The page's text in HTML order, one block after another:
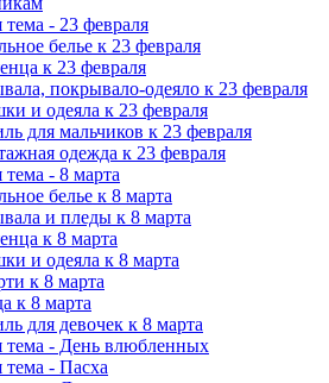
тема - 23 февраля
белье к 23 февраля
к 23 февраля
покрывало-одеяло к 23 февраля
и одеяла к 23 февраля
для мальчиков к 23 февраля
одежда к 23 февраля
тема - 8 марта
белье к 8 марта
и пледы к 8 марта
к 8 марта
и одеяла к 8 марта
к 8 марта
к 8 марта
для девочек к 8 марта
тема - День влюбленных
тема - Пасха